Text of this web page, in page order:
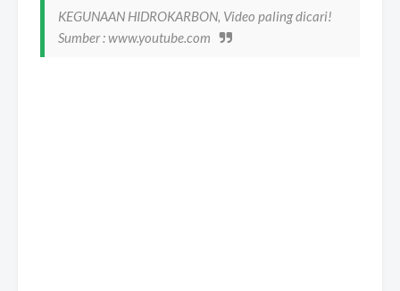
KEGUNAAN HIDROKARBON, Video paling dicari!
Sumber : www.youtube.com